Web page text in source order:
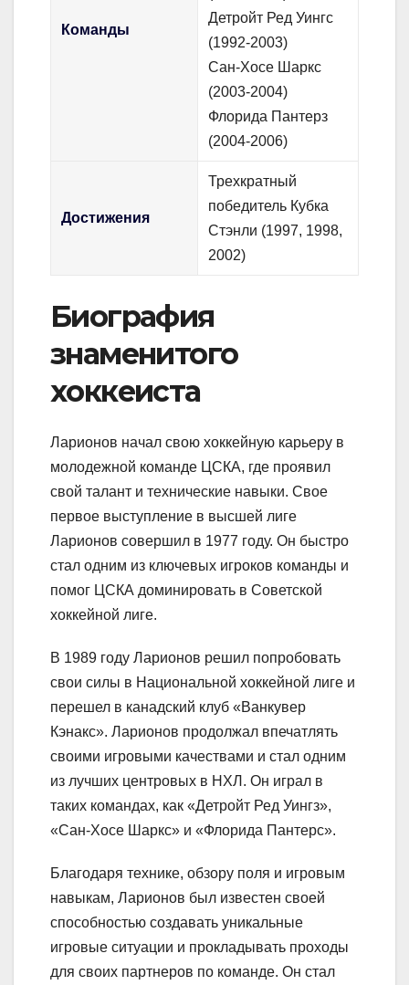
Команды
Детройт Ред Уингс
(1992-2003)
Сан-Хосе Шаркс
(2003-2004)
Флорида Пантерз
(2004-2006)
Достижения
Трехкратный
победитель Кубка
Стэнли (1997, 1998,
2002)
Биография
знаменитого
хоккеиста
Ларионов начал свою хоккейную карьеру в
молодежной команде ЦСКА, где проявил
свой талант и технические навыки. Свое
первое выступление в высшей лиге
Ларионов совершил в 1977 году. Он быстро
стал одним из ключевых игроков команды и
помог ЦСКА доминировать в Советской
хоккейной лиге.
В 1989 году Ларионов решил попробовать
свои силы в Национальной хоккейной лиге и
перешел в канадский клуб «Ванкувер
Кэнакс». Ларионов продолжал впечатлять
своими игровыми качествами и стал одним
из лучших центровых в НХЛ. Он играл в
таких командах, как «Детройт Ред Уингз»,
«Сан-Хосе Шаркс» и «Флорида Пантерс».
Благодаря технике, обзору поля и игровым
навыкам, Ларионов был известен своей
способностью создавать уникальные
игровые ситуации и прокладывать проходы
для своих партнеров по команде. Он стал